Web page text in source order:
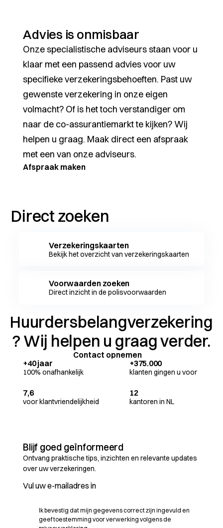
Advies is onmisbaar
Onze specialistische adviseurs staan voor u
klaar met een passend advies voor uw
specifieke verzekeringsbehoeften. Past uw
gewenste verzekering in onze eigen
volmacht? Of is het toch verstandiger om
naar de co-assurantiemarkt te kijken? Wij
helpen u graag. Maak direct een afspraak
met een van onze adviseurs.
Afspraak maken
Direct zoeken
Verzekeringskaarten
Bekijk het overzicht van verzekeringskaarten
Voorwaarden zoeken
Direct inzicht in de polisvoorwaarden
Huurdersbelangverzekering
? Wij helpen u graag verder.
Contact opnemen
+40 jaar
100% onafhankelijk
+375.000
klanten gingen u voor
7,6
voor klantvriendelijkheid
12
kantoren in NL
Blijf goed geïnformeerd
Ontvang praktische tips, inzichten en relevante updates
over uw verzekeringen.
Ik bevestig dat mijn gegevens correct zijn ingevuld en
geef toestemming voor verwerking volgens de